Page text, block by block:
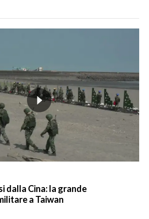
dalla Cina: la grande
a Taiwan